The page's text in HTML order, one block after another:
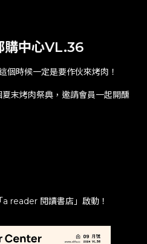
中心VL.36
個時候一定是要作伙來烤肉！
末烤肉祭典，邀請會員一起開醺
reader 閱讀書店」啟動！